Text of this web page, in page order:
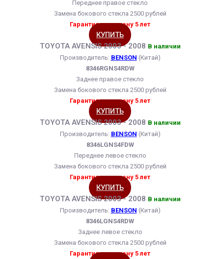
Переднее правое стекло
Замена бокового стекла 2500 рублей
Гарантия на замену 5 лет
КУПИТЬ
TOYOTA AVENSIS 2003 - 2008 В наличии
Производитель: BENSON (Китай)
8346RGNS4RDW
Заднее правое стекло
Замена бокового стекла 2500 рублей
Гарантия на замену 5 лет
КУПИТЬ
TOYOTA AVENSIS 2003 - 2008 В наличии
Производитель: BENSON (Китай)
8346LGNS4FDW
Переднее левое стекло
Замена бокового стекла 2500 рублей
Гарантия на замену 5 лет
КУПИТЬ
TOYOTA AVENSIS 2003 - 2008 В наличии
Производитель: BENSON (Китай)
8346LGNS4RDW
Заднее левое стекло
Замена бокового стекла 2500 рублей
Гарантия на замену 5 лет